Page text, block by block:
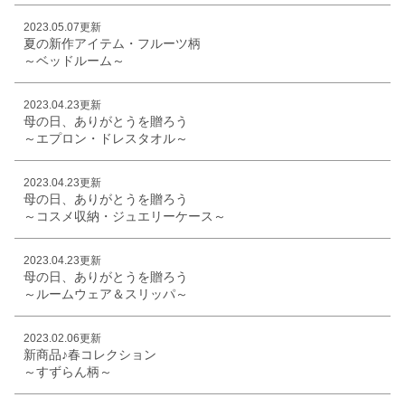
2023.05.07更新
夏の新作アイテム・フルーツ柄
～ベッドルーム～
2023.04.23更新
母の日、ありがとうを贈ろう
～エプロン・ドレスタオル～
2023.04.23更新
母の日、ありがとうを贈ろう
～コスメ収納・ジュエリーケース～
2023.04.23更新
母の日、ありがとうを贈ろう
～ルームウェア＆スリッパ～
2023.02.06更新
新商品♪春コレクション
～すずらん柄～